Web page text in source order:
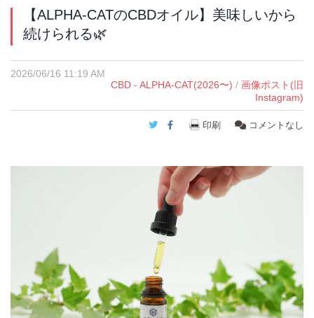
【ALPHA‑CATのCBDオイル】美味しいから
続けられる🌿
2026/06/16 11:19 AM
CBD - ALPHA-CAT(2026〜) / 画像ポスト(旧
Instagram)
Twitter
Facebook
印刷 コメントなし